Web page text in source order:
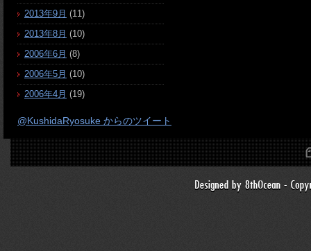
2013年9月 (11)
2013年8月 (10)
2006年6月 (8)
2006年5月 (10)
2006年4月 (19)
@KushidaRyosuke からのツイート